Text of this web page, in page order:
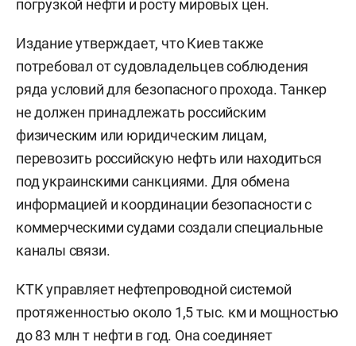
погрузкой нефти и росту мировых цен.
Издание утверждает, что Киев также
потребовал от судовладельцев соблюдения
ряда условий для безопасного прохода. Танкер
не должен принадлежать российским
физическим или юридическим лицам,
перевозить российскую нефть или находиться
под украинскими санкциями. Для обмена
информацией и координации безопасности с
коммерческими судами создали специальные
каналы связи.
КТК управляет нефтепроводной системой
протяженностью около 1,5 тыс. км и мощностью
до 83 млн т нефти в год. Она соединяет